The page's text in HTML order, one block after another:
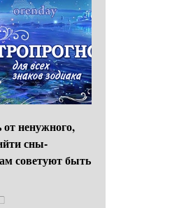
от ненужного,
сны-
советуют быть